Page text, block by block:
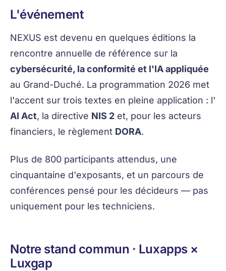
L'événement
NEXUS est devenu en quelques éditions la
rencontre annuelle de référence sur la
cybersécurité, la conformité et l'IA appliquée
au Grand-Duché. La programmation 2026 met
l'accent sur trois textes en pleine application : l'
AI Act, la directive NIS 2 et, pour les acteurs
financiers, le règlement DORA.
Plus de 800 participants attendus, une
cinquantaine d'exposants, et un parcours de
conférences pensé pour les décideurs — pas
uniquement pour les techniciens.
Notre stand commun · Luxapps ×
Luxgap